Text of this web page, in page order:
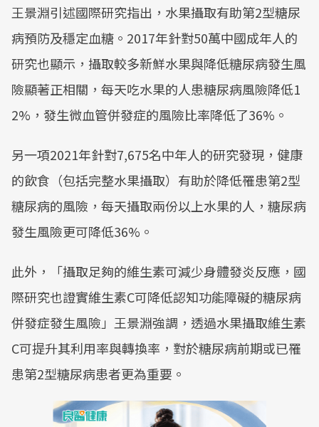
王景淵引述國際研究指出，水果攝取有助第2型糖尿
病預防及穩定血糖。2017年針對50萬中國成年人的
研究也顯示，攝取較多新鮮水果與降低糖尿病發生風
險顯著正相關，每天吃水果的人患糖尿病風險降低1
2%，發生微血管併發症的風險比率降低了36%。
另一項2021年針對7,675名中年人的研究發現，健康
的飲食（包括完整水果攝取）有助於降低罹患第2型
糖尿病的風險，每天攝取兩份以上水果的人，糖尿病
發生風險更可降低36%。
此外，「攝取足夠的維生素可減少身體發炎反應，國
際研究也證實維生素C可降低認知功能障礙的糖尿病
併發症發生風險」王景淵強調，透過水果攝取維生素
C可提升其利用率與轉換率，對於糖尿病前期或已罹
患第2型糖尿病患者更為重要。